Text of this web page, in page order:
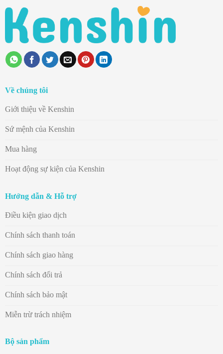
Về chúng tôi
Giới thiệu về Kenshin
Sứ mệnh của Kenshin
Mua hàng
Hoạt động sự kiện của Kenshin
Hướng dẫn & Hỗ trợ
Điều kiện giao dịch
Chính sách thanh toán
Chính sách giao hàng
Chính sách đổi trả
Chính sách bảo mật
Miễn trừ trách nhiệm
Bộ sản phẩm